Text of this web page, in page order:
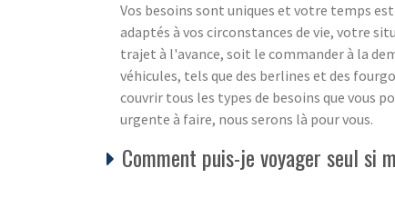
Vos besoins sont uniques et votre temps
adaptés à vos circonstances de vie, votre
trajet à l'avance, soit le commander à la
véhicules, tels que des berlines et des
couvrir tous les types de besoins que vous
urgente à faire, nous serons là pour vous.
Comment puis-je voyager seul si